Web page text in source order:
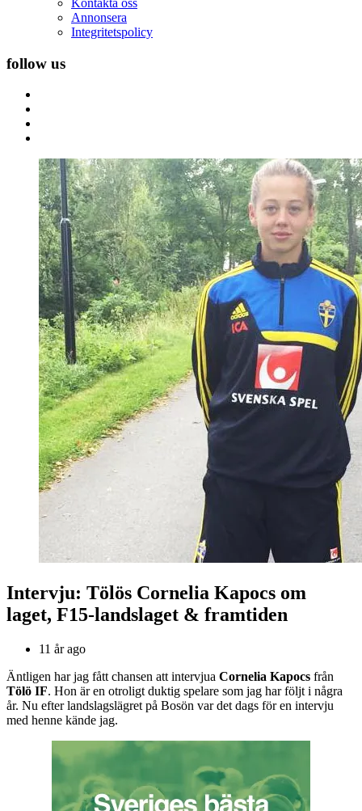
Kontakta oss
Annonsera
Integritetspolicy
follow us
Intervju: Tölös Cornelia Kapocs om
laget, F15-landslaget & framtiden
11 år ago
Äntligen har jag fått chansen att intervjua Cornelia Kapocs från
Tölö IF. Hon är en otroligt duktig spelare som jag har följt i några
år. Nu efter landslagslägret på Bosön var det dags för en intervju
med henne kände jag.